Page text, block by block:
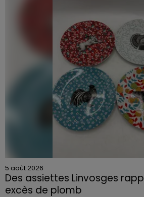
5 août 2026
Des assiettes Linvosges
excès de plomb